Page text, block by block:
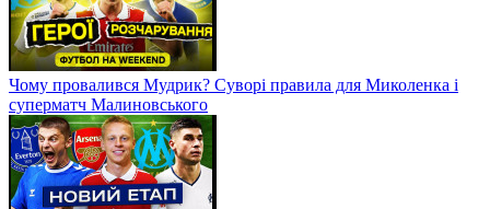
Чому провалився Мудрик? Суворі правила для Миколенка і
суперматч Малиновського